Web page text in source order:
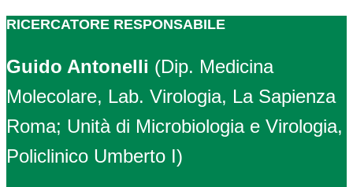
RICERCATORE RESPONSABILE
Guido Antonelli (Dip. Medicina
Molecolare, Lab. Virologia, La Sapienza
Roma; Unità di Microbiologia e Virologia,
Policlinico Umberto I)